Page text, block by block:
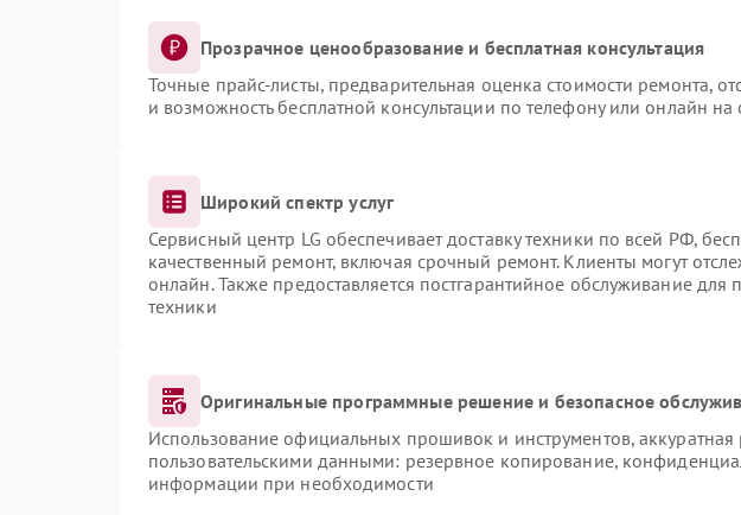
Прозрачное ценообразование и бесплатная консультация
Точные прайс-листы, предварительная оценка стоимости ремонта,
и возможность бесплатной консультации по телефону или онлайн на
Широкий спектр услуг
Сервисный центр LG обеспечивает доставку техники по всей РФ,
качественный ремонт, включая срочный ремонт. Клиенты могут
онлайн. Также предоставляется постгарантийное обслуживание
техники
Оригинальные программные решение и безопасное
Использование официальных прошивок и инструментов, аккуратная
пользовательскими данными: резервное копирование,
информации при необходимости